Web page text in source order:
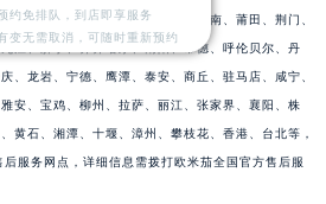
州、渭南、延安、长治、运城、淮南、莆田、荆门、
江、济宁、齐齐哈尔、南阳、常德、呼伦贝尔、丹
、龙岩、宁德、鹰潭、泰安、商丘、驻马店、咸宁、
安、宝鸡、柳州、拉萨、丽江、张家界、襄阳、株
黄石、湘潭、十堰、漳州、攀枝花、香港、台北等，
服务网点，详细信息需拨打欧米茄全国官方售后服
约免排队，到店即享服务
变无需取消，可随时重新预约